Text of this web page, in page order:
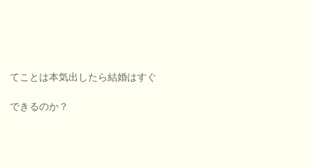
てことは本気出したら結婚はすぐ
できるのか？